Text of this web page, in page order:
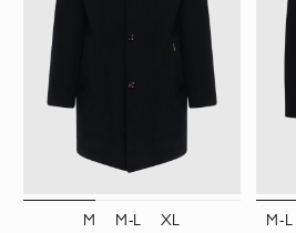
M M-L XL M-L